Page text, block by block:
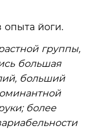
опыта йоги.
группы,
большая
больший
более